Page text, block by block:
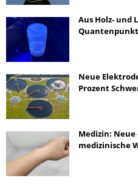
Aus Holz- und
Neue
Prozent
Medizin:
medizinische